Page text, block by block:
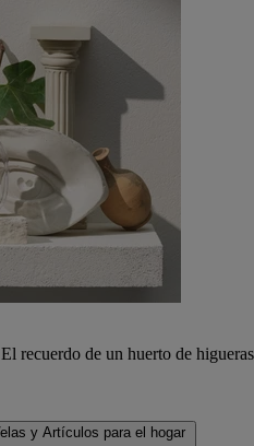
recuerdo de un huerto de higueras
y Artículos para el hogar